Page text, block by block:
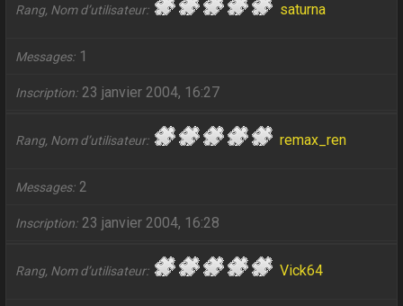
Rang, Nom d’utilisateur saturna
Messages 1
Inscription 23 janvier 2004, 16:27
Rang, Nom d’utilisateur remax_ren
Messages 2
Inscription 23 janvier 2004, 16:28
Rang, Nom d’utilisateur Vick64